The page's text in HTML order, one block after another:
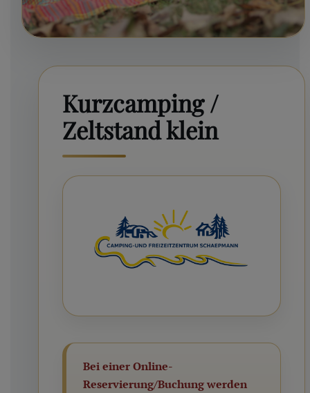
Kurzcamping /
Zeltstand klein
Bei einer Online-
Reservierung/Buchung werden